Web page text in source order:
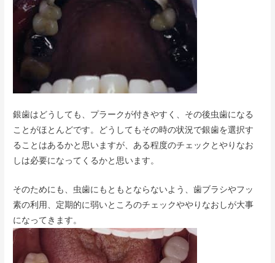
銀歯はどうしても、プラークが付きやすく、その後虫歯になる
ことがほとんどです。どうしてもその時の状況で銀歯を選択す
ることはあるかと思いますが、ある程度のチェックとやりなお
しは必要になってくるかと思います。
そのためにも、虫歯にもともとならないよう、歯ブラシやフッ
素の利用、定期的に弱いところのチェックややりなおしが大事
になってきます。